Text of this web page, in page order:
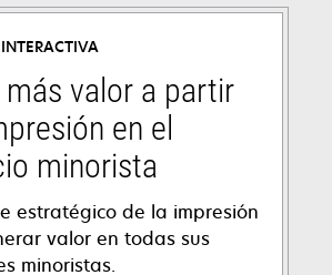
más valor a partir
en el
minorista
estratégico de la impresión
valor en todas sus
minoristas.